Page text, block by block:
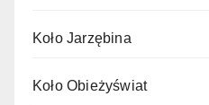
Koło Jarzębina
Koło Obieżyświat